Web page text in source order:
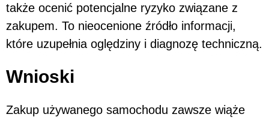
także ocenić potencjalne ryzyko związane z
zakupem. To nieocenione źródło informacji,
które uzupełnia oględziny i diagnozę techniczną.
Wnioski
Zakup używanego samochodu zawsze wiąże